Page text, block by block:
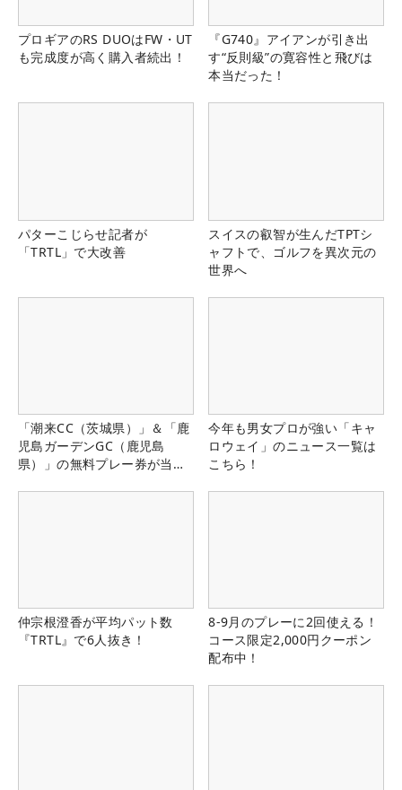
プロギアのRS DUOはFW・UT
も完成度が高く購入者続出！
『G740』アイアンが引き出
す“反則級”の寛容性と飛びは
本当だった！
パターこじらせ記者が
「TRTL」で大改善
スイスの叡智が生んだTPTシ
ャフトで、ゴルフを異次元の
世界へ
「潮来CC（茨城県）」＆「鹿
児島ガーデンGC（鹿児島
県）」の無料プレー券が当た
今年も男女プロが強い「キャ
ロウェイ」のニュース一覧は
こちら！
仲宗根澄香が平均パット数
『TRTL』で6人抜き！
8-9月のプレーに2回使える！
コース限定2,000円クーポン
配布中！